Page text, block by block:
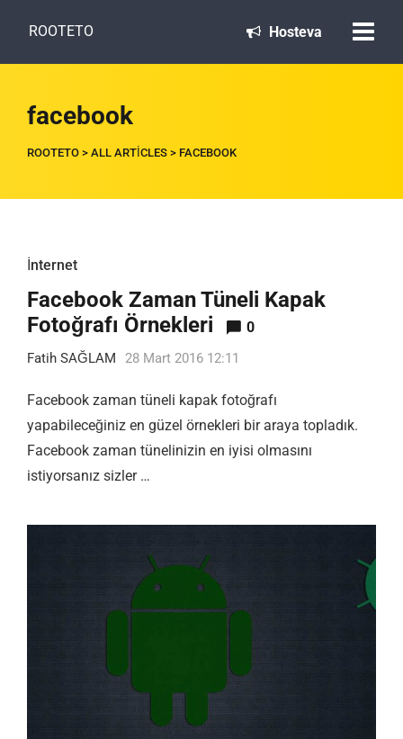
ROOTETO Hosteva
facebook
ROOTETO > ALL ARTICLES > FACEBOOK
İnternet
Facebook Zaman Tüneli Kapak
Fotoğrafı Örnekleri
0
Fatih SAĞLAM 28 Mart 2016 12:11
Facebook zaman tüneli kapak fotoğrafı
yapabileceğiniz en güzel örnekleri bir araya topladık.
Facebook zaman tünelinizin en iyisi olmasını
istiyorsanız sizler …